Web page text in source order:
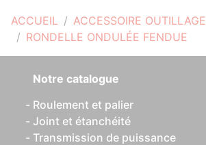
ACCUEIL ACCESSOIRE OUTILLAGE
RONDELLE ONDULÉE FENDUE
Notre catalogue
Roulement et palier
Joint et étanchéité
Transmission de puissance